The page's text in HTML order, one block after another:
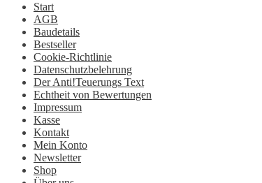
Start
AGB
Baudetails
Bestseller
Cookie-Richtlinie
Datenschutzbelehrung
Der Anti!Teuerungs Text
Echtheit von Bewertungen
Impressum
Kasse
Kontakt
Mein Konto
Newsletter
Shop